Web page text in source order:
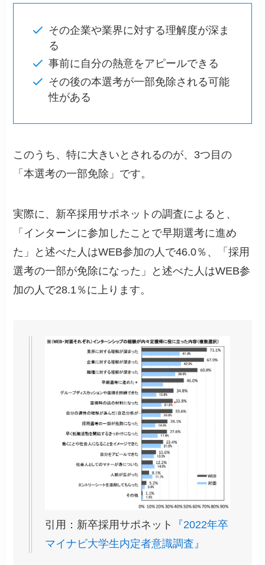
その企業や業界に対する理解度が深ま
る
事前に自分の熱意をアピールできる
その後の本選考が一部免除される可能
性がある
このうち、特に大きいとされるのが、3つ目の
「本選考の一部免除」です。
実際に、新卒採用サポネットの調査によると、
「インターンに参加したことで早期選考に進め
た」と述べた人はWEB参加の人で46.0％、「採用
選考の一部が免除になった」と述べた人はWEB参
加の人で28.1％に上ります。
引用：新卒採用サポネット
『2022年卒
マイナビ大学生内定者意識調査』